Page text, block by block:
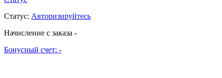
Статус: Авторизируйтесь
Начисление с заказа -
Бонусный счет: -